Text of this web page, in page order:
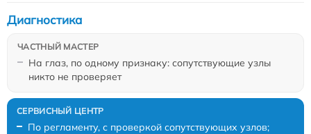
На глаз, по одному признаку: сопутствующие узлы
никто не проверяет
Диагностика
По регламенту, с проверкой сопутствующих узлов;